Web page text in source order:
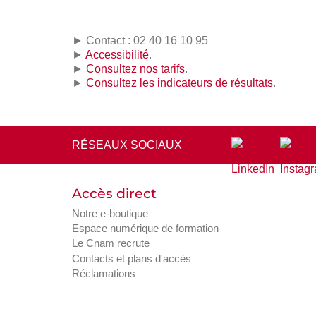
► Contact : 02 40 16 10 95
► Accessibilité.
► Consultez nos tarifs.
► Consultez les indicateurs de résultats.
RÉSEAUX SOCIAUX
Accès direct
Notre e-boutique
Espace numérique de formation
Le Cnam recrute
Contacts et plans d'accès
Réclamations